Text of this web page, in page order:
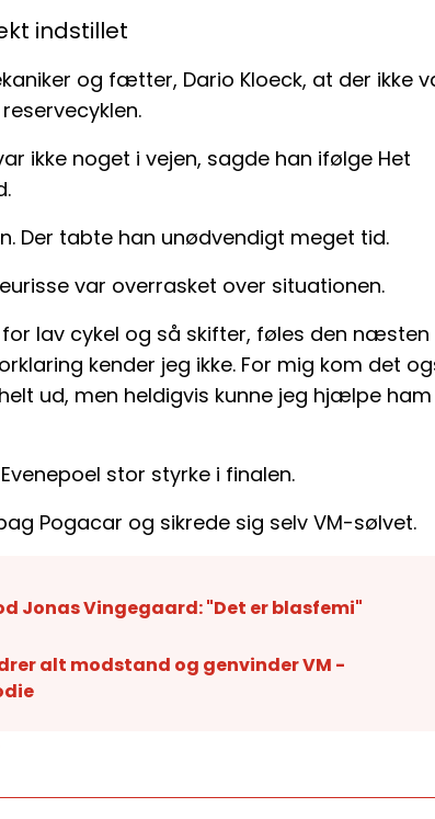
indstillet
og fætter, Dario Kloeck, at der ikke
ikke noget i vejen, sagde han ifølge Het
Der tabte han unødvendigt meget tid.
var overrasket over situationen.
lav cykel og så skifter, føles den næsten
kender jeg ikke. For mig kom det
ud, men heldigvis kunne jeg hjælpe ham
stor styrke i finalen.
Pogacar og sikrede sig selv VM-sølvet.
Jonas Vingegaard: "Det er blasfemi"
alt modstand og genvinder VM -